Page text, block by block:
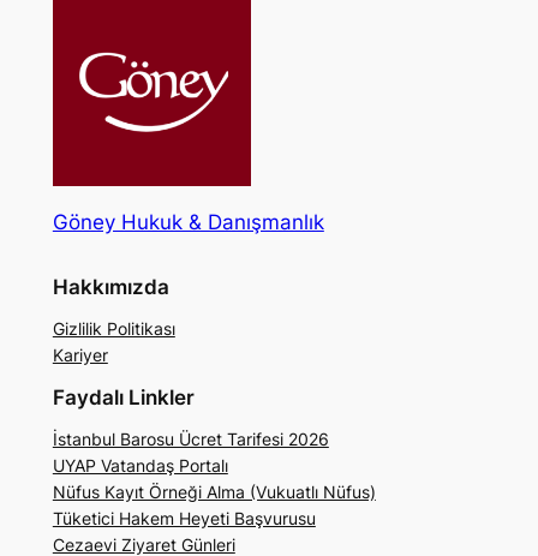
Göney Hukuk & Danışmanlık
Hakkımızda
Gizlilik Politikası
Kariyer
Faydalı Linkler
İstanbul Barosu Ücret Tarifesi 2026
UYAP Vatandaş Portalı
Nüfus Kayıt Örneği Alma (Vukuatlı Nüfus)
Tüketici Hakem Heyeti Başvurusu
Cezaevi Ziyaret Günleri